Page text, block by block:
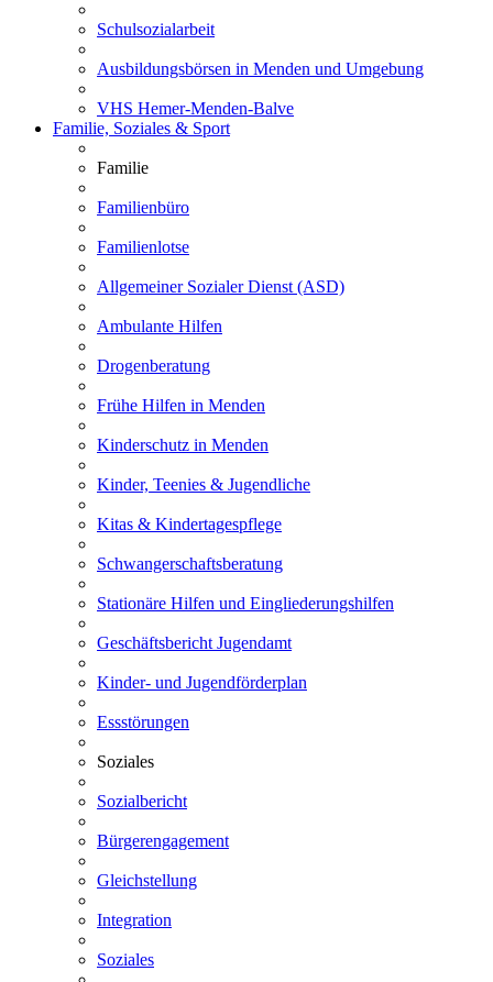
Schulsozialarbeit
Ausbildungsbörsen in Menden und Umgebung
VHS Hemer-Menden-Balve
Familie, Soziales & Sport
Familie
Familienbüro
Familienlotse
Allgemeiner Sozialer Dienst (ASD)
Ambulante Hilfen
Drogenberatung
Frühe Hilfen in Menden
Kinderschutz in Menden
Kinder, Teenies & Jugendliche
Kitas & Kindertagespflege
Schwangerschaftsberatung
Stationäre Hilfen und Eingliederungshilfen
Geschäftsbericht Jugendamt
Kinder- und Jugendförderplan
Essstörungen
Soziales
Sozialbericht
Bürgerengagement
Gleichstellung
Integration
Soziales